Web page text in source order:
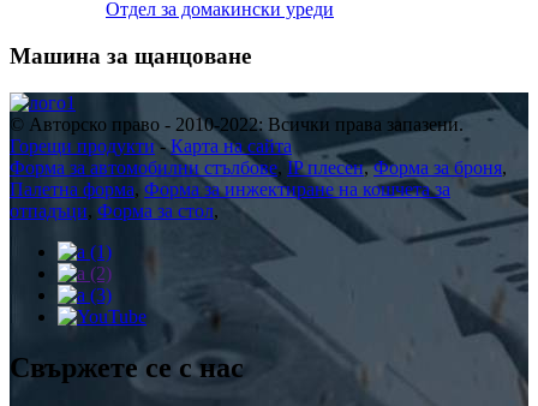
Отдел за домакински уреди
Машина за щанцоване
© Авторско право - 2010-2022: Всички права запазени.
Горещи продукти-Карта на сайта
Форма за автомобилни стълбове, IP плесен,Форма за броня,
Палетна форма, Форма за инжектиране на кошчета за
отпадъци, Форма за стол,
Свържете се с нас